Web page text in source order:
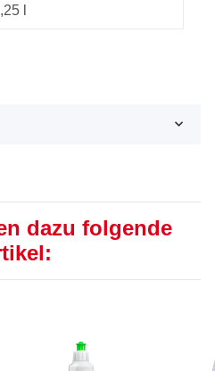
l
dazu folgende